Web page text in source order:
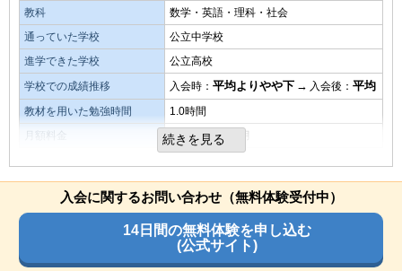
また、好きな時間に好きな場所で出来ることも良い部分だと
思います。
その他気づいたこと、感じたこと
子供が自発的に弁用するようになったのは良かったことだと
思います。その他気づいたことはありません。
総合評価
総合評価としては、良い評価になります。費用を抑えて、結
果を出しているところが良かったです。
教材・授業動画の難易度
特に他と違って差が無い、当たり障りのない内容だが失敗も
ない内容だったと思います。
演習問題の量
演習問題を十分にこなすことが大切だと思うので、充実した
内容で大変よかったと思います。
目的を果たせたか
数学と英語が苦手だったが、基礎をしっかり押さえることが
できるようになったので応用問題もできるようになった
教科
数学・英語・理科・社会
通っていた学校
公立中学校
進学できた学校
公立高校
学校での成績推移
入会時： 平均よりやや下 → 入会後： 平均
教材を用いた勉強時間
1.0時間
月額料金
3,000円未満／月
費用対効果
スマホでも使えるので、外出先でも使えてコスパは悪くない
と思います。
教材・授業動画の質・分かりやすさ
続きを見る
入会に関するお問い合わせ（無料体験受付中）
14日間の無料体験を申し込む
(公式サイト)